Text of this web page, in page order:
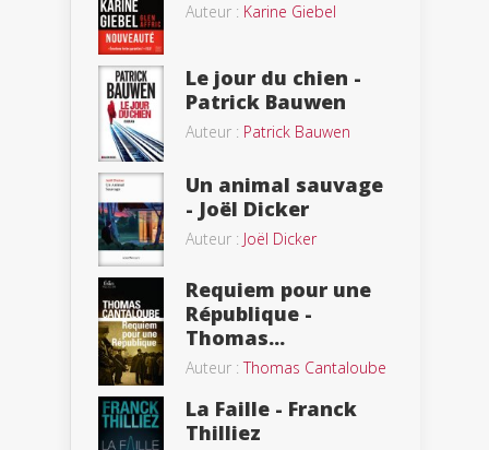
Auteur : Karine Giebel
Le jour du chien -
Patrick Bauwen
Auteur : Patrick Bauwen
Un animal sauvage
- Joël Dicker
Auteur : Joël Dicker
Requiem pour une
République -
Thomas...
Auteur :Thomas Cantaloube
La Faille - Franck
Thilliez